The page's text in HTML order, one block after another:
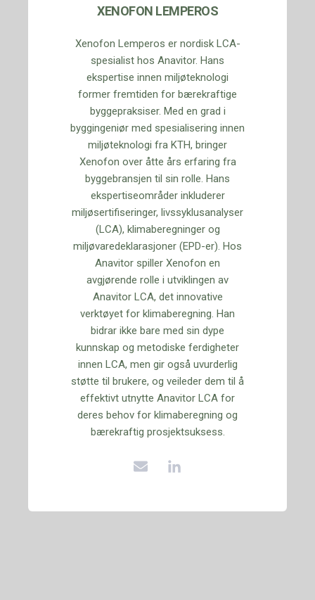
XENOFON LEMPEROS
Xenofon Lemperos er nordisk LCA-
spesialist hos Anavitor. Hans
ekspertise innen miljøteknologi
former fremtiden for bærekraftige
byggepraksiser. Med en grad i
byggingeniør med spesialisering innen
miljøteknologi fra KTH, bringer
Xenofon over åtte års erfaring fra
byggebransjen til sin rolle. Hans
ekspertiseområder inkluderer
miljøsertifiseringer, livssyklusanalyser
(LCA), klimaberegninger og
miljøvaredeklarasjoner (EPD-er). Hos
Anavitor spiller Xenofon en
avgjørende rolle i utviklingen av
Anavitor LCA, det innovative
verktøyet for klimaberegning. Han
bidrar ikke bare med sin dype
kunnskap og metodiske ferdigheter
innen LCA, men gir også uvurderlig
støtte til brukere, og veileder dem til å
effektivt utnytte Anavitor LCA for
deres behov for klimaberegning og
bærekraftig prosjektsuksess.